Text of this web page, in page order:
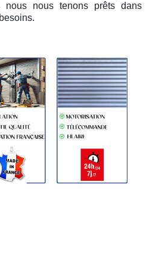
nous nous tenons prêts dans